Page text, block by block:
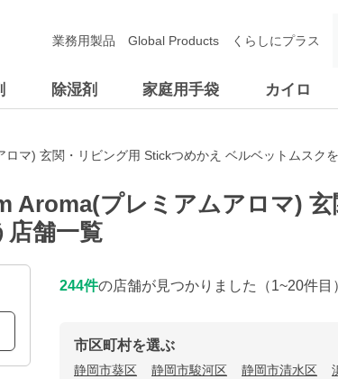
除湿剤 家庭用手袋 カイロ
業務用製品 Global Products くらしにプラス
マ) 玄関・リビング用 Stickつめかえ ベルベットムスク
Aroma(プレミアムアロマ)
舗一覧
244件の店舗が見つかりました （1~20件目
市区町村を選ぶ
静岡市葵区 静岡市駿河区 静岡市清水区